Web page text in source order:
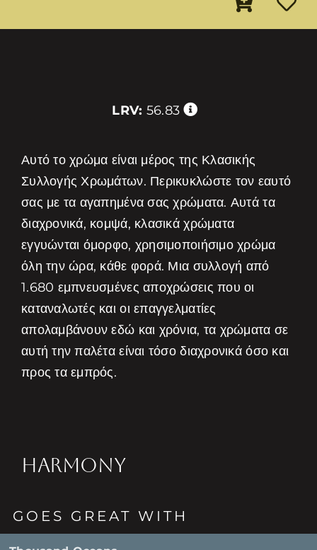
LRV: 56.83
Αυτό το χρώμα είναι μέρος της Κλασικής
Συλλογής Χρωμάτων. Περικυκλώστε τον εαυτό
σας με τα αγαπημένα σας χρώματα. Αυτά τα
διαχρονικά, κομψά, κλασικά χρώματα
εγγυώνται όμορφο, χρησιμοποιήσιμο χρώμα
όλη την ώρα, κάθε φορά. Μια συλλογή από
1.680 εμπνευσμένες αποχρώσεις που οι
καταναλωτές και οι επαγγελματίες
απολαμβάνουν εδώ και χρόνια, τα χρώματα σε
αυτή την παλέτα είναι τόσο διαχρονικά όσο και
προς τα εμπρός.
HARMONY
GOES GREAT WITH